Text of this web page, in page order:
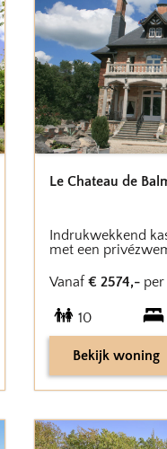
Le Chateau de
Indrukwekkend
met een
Vanaf € 2574,-
10
Bekijk woning